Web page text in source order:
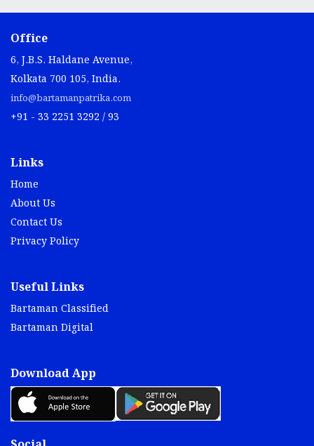
Office
6, J.B.S. Haldane Avenue,
Kolkata 700 105, India.
info@bartamanpatrika.com
+91 - 33 2251 3292 / 93
Links
Home
About Us
Contact Us
Privacy Policy
Useful Links
Bartaman Classified
Bartaman Digital
Download App